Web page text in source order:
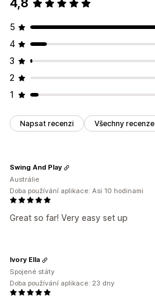
5
4
3
2
1
Napsat recenzi Všechny recenze
Great so far! Very easy set up
Swing And Play
Austrálie
Doba používání aplikace: Asi 10 hodinami
Ivory Ella
Spojené státy
Doba používání aplikace: 23 dny